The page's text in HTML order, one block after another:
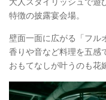
特徴の披露宴会場。
壁面一面に広がる「フル
香りや音など料理を五感
おもてなしが叶うのも